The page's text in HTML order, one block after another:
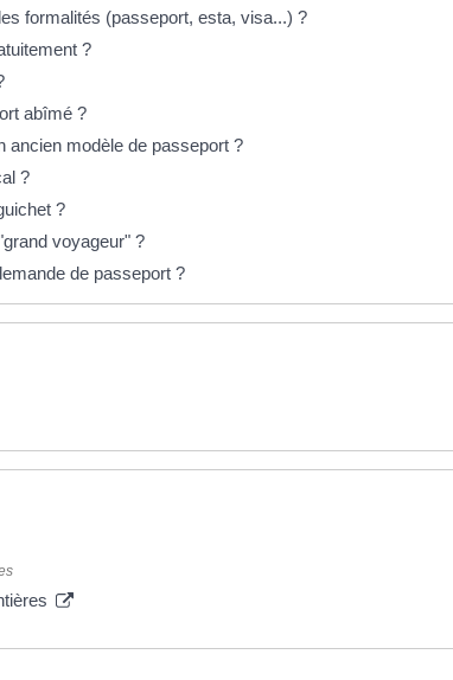
formalités (passeport, esta, visa...) ?
?
abîmé ?
ancien modèle de passeport ?
?
?
voyageur" ?
de passeport ?